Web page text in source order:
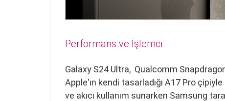
Performans ve İşlemci
Galaxy S24 Ultra, Qualcomm
Apple'ın kendi tasarladığı A17 Pro
ve akıcı kullanım sunarken Samsung